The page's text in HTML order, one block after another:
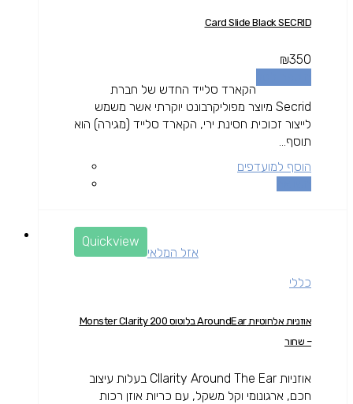
Card Slide Black SECRID
₪350
הקארד סלייד החדש של חברת
Secrid מיוצר מפוליקרבונט יוקרתי אשר משמש
לייצור זכוכית חסינת ירי, הקארד סלייד (מגירה) הוא
תוסף...
הוסף למועדפים
Quickview
אזל המלאי
כללי
אוזניות אלחוטיות AroundEar בלוטוס Monster Clarity 200
– שחור
אוזניות Cllarity Around The Ear בעלות עיצוב
חכם, ארגונומי וקל משקל, עם כריות אוזן רכות